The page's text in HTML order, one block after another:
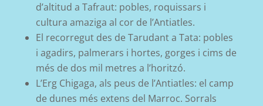
d’altitud a Tafraut: pobles, roquissars i
cultura amaziga al cor de l’Antiatles.
El recorregut des de Tarudant a Tata: pobles
i agadirs, palmerars i hortes, gorges i cims de
més de dos mil metres a l’horitzó.
L’Erg Chigaga, als peus de l’Antiatles: el camp
de dunes més extens del Marroc. Sorrals